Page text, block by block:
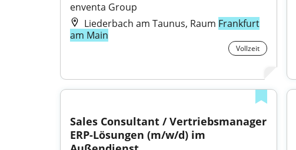
enventa Group
Liederbach am Taunus, Raum Frankfurt
am Main
Vollzeit
Sales Consultant / Vertriebsmanager
ERP-Lösungen (m/w/d) im